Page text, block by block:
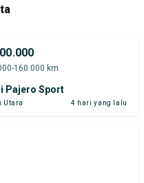
160.000 km
Pajero Sport
Utara 4 hari yang lalu